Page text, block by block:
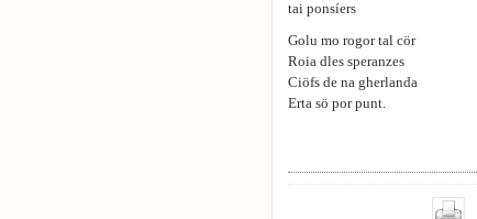
tai ponsíers
Golu mo rogor tal cör
Roia dles speranzes
Ciöfs de na gherlanda
Erta sö por punt.